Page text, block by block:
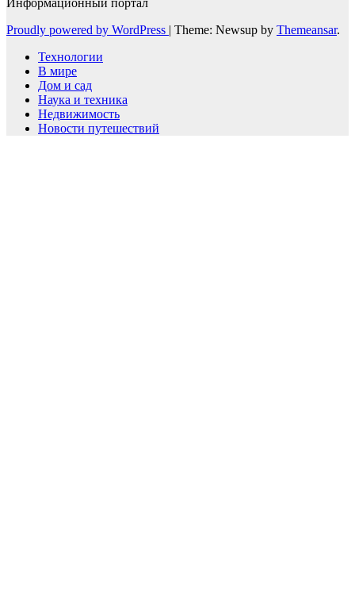
Информационный портал
Proudly powered by WordPress | Theme: Newsup by Themeansar.
Технологии
В мире
Дом и сад
Наука и техника
Недвижимость
Новости путешествий